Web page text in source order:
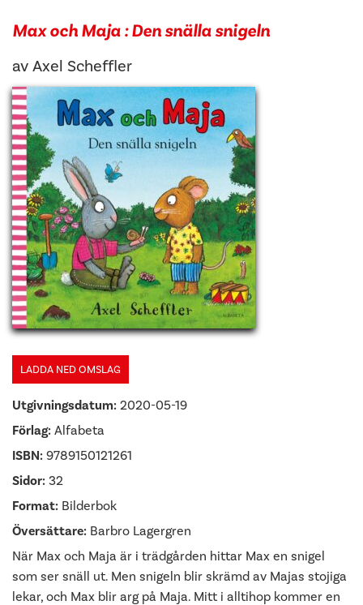
Max och Maja : Den snälla snigeln
av Axel Scheffler
LADDA NED OMSLAG
Utgivningsdatum: 2020-05-19
Förlag: Alfabeta
ISBN: 9789150121261
Sidor: 32
Format: Bilderbok
Översättare: Barbro Lagergren
När Max och Maja är i trädgården hittar Max en snigel
som ser snäll ut. Men snigeln blir skrämd av Majas stojiga
lekar, och Max blir arg på Maja. Mitt i alltihop kommer en